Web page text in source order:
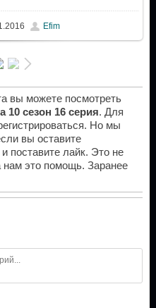
Efim
вы можете посмотреть
10 сезон 16 серия. Для
Но мы
вы оставите
поставите лайк. Это не
нам это помощь. Заранее